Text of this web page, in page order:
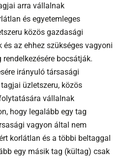
arra vállalnak
és egyetemleges
közös gazdasági
az ehhez szükséges vagyoni
bocsátják.
irányuló társasági
üzletszeru, közös
vállalnak
hogy legalább egy tag
vagyon által nem
korlátlan és a többi beltaggal
egy másik tag (kültag) csak